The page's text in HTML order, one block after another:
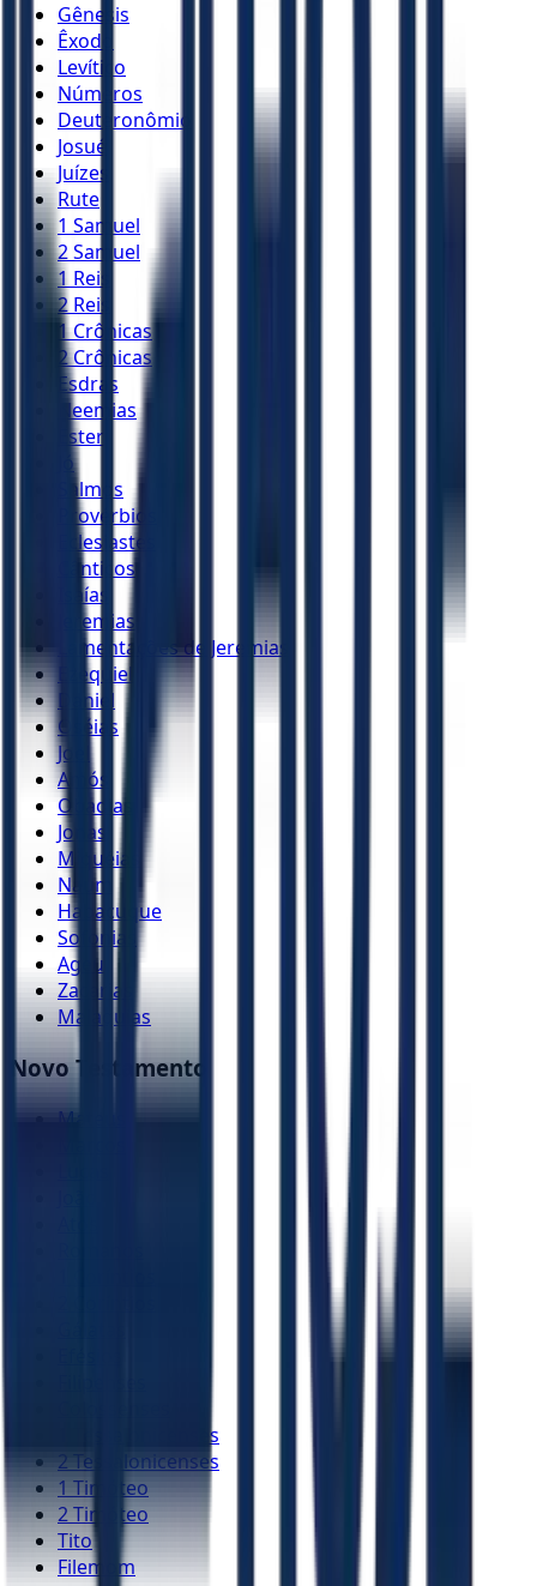
Gênesis
Êxodo
Levítico
Números
Deuteronômio
Josué
Juízes
Rute
1 Samuel
2 Samuel
1 Reis
2 Reis
1 Crônicas
2 Crônicas
Esdras
Neemias
Ester
Jó
Salmos
Provérbios
Eclesiastes
Cânticos
Isaías
Jeremias
Lamentações de Jeremias
Ezequiel
Daniel
Oséias
Joel
Amós
Obadias
Jonas
Miquéias
Naum
Habacuque
Sofonias
Ageu
Zacarias
Malaquias
Novo Testamento
Mateus
1 Tessalonicenses
2 Tessalonicenses
1 Timóteo
2 Timóteo
Tito
Filemom